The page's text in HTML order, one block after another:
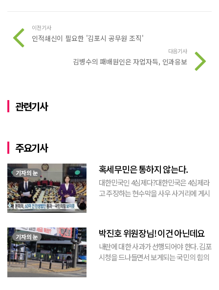
이전기사
인적쇄신이 필요한 '김포시 공무원 조직'
다음기사
김병수의 패배원인은 자업자득, 인과응보
관련기사
주요기사
기자의 눈 혹세무민은 통하지 않는다.
대한민국인 4심제다?대한민국은 4심제라
고 주장하는 현수막을 사우 사거리에 게시
민(惑...
기자의 눈 박진호 위원장님! 이건 아닌데요
내란에 대한 사과가 선행되어야 한다. 김포
시청을 드나들면서 보게되는 국민의 힘의